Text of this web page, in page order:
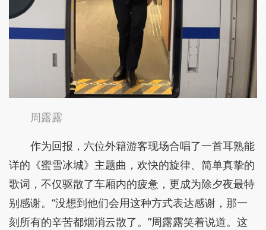
周露露
作为回报，六位外籍游客现场合唱了一首耳熟能
详的《蜜雪冰城》主题曲，欢快的旋律、简单真挚的
歌词，不仅驱散了车厢内的疲惫，更成为除夕夜最特
别感谢。“没想到他们会用这种方式表达感谢，那一
刻所有的辛苦都烟消云散了。”周露露笑着说道。这